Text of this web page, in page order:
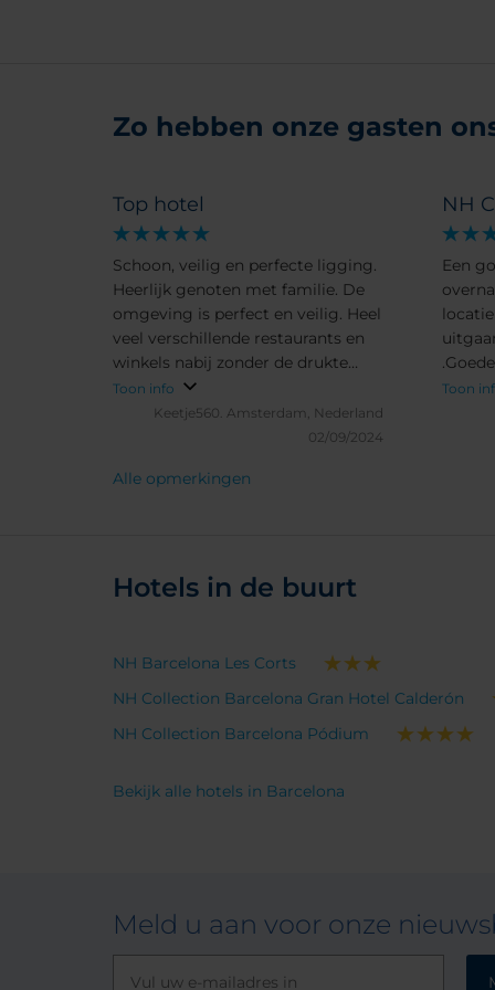
Zo hebben onze gasten
Top hotel
Schoon, veilig en perfecte ligging.
Heerlijk genoten met familie. De
omgeving is perfect en veilig. Heel
veel verschillende restaurants en
winkels nabij zonder de drukte
vam het centrum.
Toon info
Keetje560. Amsterdam, Nederland
02/09/2024
NH
Een
echter
Toon
Alle opmerkingen
Hotels in de buurt
NH Barcelona Les Corts
NH Collection Barcelona Gran Hotel Calderón
NH Collection Barcelona Pódium
Bekijk alle hotels in Barcelona
Meld u aan voor onze